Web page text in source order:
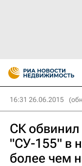
16:31 26.06.2015
СК обвинил
"СУ-155" в
более чем